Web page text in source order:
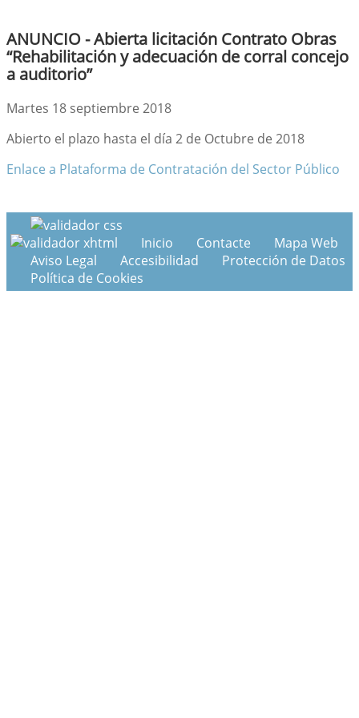
ANUNCIO - Abierta licitación Contrato Obras
“Rehabilitación y adecuación de corral concejo
a auditorio”
Martes 18 septiembre 2018
Abierto el plazo hasta el día 2 de Octubre de 2018
Enlace a Plataforma de Contratación del Sector Público
Inicio Contacte
Mapa Web
Aviso Legal
Accesibilidad
Protección de Datos
Política de Cookies